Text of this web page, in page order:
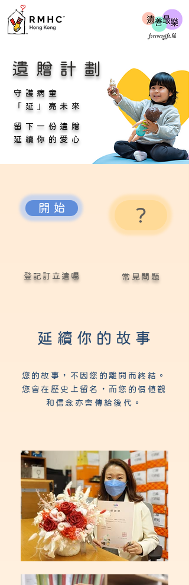
遺贈計劃
守護病童
「延」亮未來
留下一份遺贈
延續你的愛心
開 始
登記訂立遺囑
?
常見問題
延續你的故事
您的故事，不因您的離開而終結。
您會在歷史上留名，而您的價值觀
和信念亦會傳給後代。